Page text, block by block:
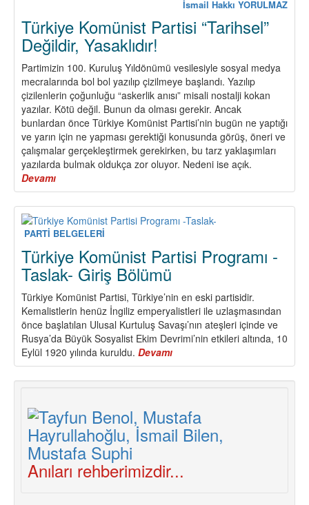
Önemi
İsmail Hakkı YORULMAZ
Türkiye Komünist Partisi “Tarihsel”
Değildir, Yasaklıdır!
Partimizin 100. Kuruluş Yıldönümü vesilesiyle sosyal medya
mecralarında bol bol yazılıp çizilmeye başlandı. Yazılıp
çizilenlerin çoğunluğu “askerlik anısı” misali nostalji kokan
yazılar. Kötü değil. Bunun da olması gerekir. Ancak
bunlardan önce Türkiye Komünist Partisi’nin bugün ne yaptığı
ve yarın için ne yapması gerektiği konusunda görüş, öneri ve
çalışmalar gerçekleştirmek gerekirken, bu tarz yaklaşımları
yazılarda bulmak oldukça zor oluyor. Nedeni ise açık.
Devamı
Türkiye
Komünist
Partisi
“Tarihsel”
Yasaklıdır!
PARTİ BELGELERİ
Türkiye Komünist Partisi Programı -
Taslak- Giriş Bölümü
Türkiye Komünist Partisi, Türkiye’nin en eski partisidir.
Kemalistlerin henüz İngiliz emperyalistleri ile uzlaşmasından
önce başlatılan Ulusal Kurtuluş Savaşı’nın ateşleri içinde ve
Rusya’da Büyük Sosyalist Ekim Devrimi’nin etkileri altında, 10
Eylül 1920 yılında kuruldu. Devamı
Türkiye
Komünist
-
Taslak-
Anıları rehberimizdir...